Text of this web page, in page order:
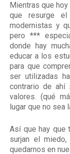
Mientras que
que resurge
modernistas y
pero ***
donde hay
educar a los
para que
ser utilizadas
contrario de
valores. (qué
lugar que no sea
Así que hay que
surjan el
quedarnos en